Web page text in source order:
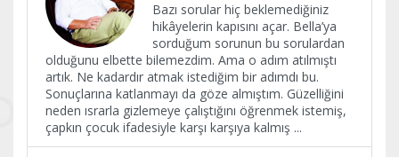
Bazı sorular hiç beklemediğiniz
hikâyelerin kapısını açar. Bella’ya
sorduğum sorunun bu sorulardan
olduğunu elbette bilemezdim. Ama o adım atılmıştı
artık. Ne kadardır atmak istediğim bir adımdı bu.
Sonuçlarına katlanmayı da göze almıştım. Güzelliğini
neden ısrarla gizlemeye çalıştığını öğrenmek istemiş,
çapkın çocuk ifadesiyle karşı karşıya kalmış ...